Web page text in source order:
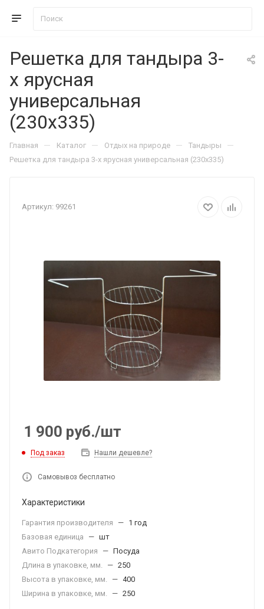
Решетка для тандыра 3-
х ярусная
универсальная
(230х335)
Главная — Каталог — Отдых на природе — Тандыры —
Решетка для тандыра 3-х ярусная универсальная (230х335)
Артикул: 99261
1 900 руб./шт
Под заказ Нашли дешевле?
Самовывоз бесплатно
Характеристики
Гарантия производителя — 1 год
Базовая единица
— шт
Авито Подкатегория
— Посуда
Длина в упаковке, мм.
— 250
Высота в упаковке, мм.
— 400
Ширина в упаковке, мм.
— 250